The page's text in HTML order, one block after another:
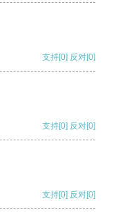
支持[0] 反对[0]
支持[0] 反对[0]
支持[0] 反对[0]